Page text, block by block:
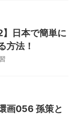
】日本で簡単に
方法！
画056 孫策と